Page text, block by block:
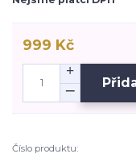
999 Kč
Číslo produktu: